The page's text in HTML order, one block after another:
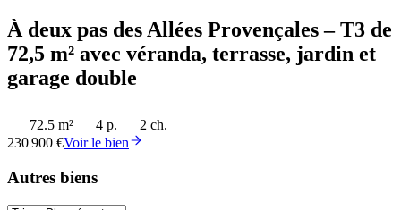
À deux pas des Allées Provençales – T3 de
72,5 m² avec véranda, terrasse, jardin et
garage double
72.5 m² 4 p.
2 ch.
230 900 €Voir le bien
Autres biens